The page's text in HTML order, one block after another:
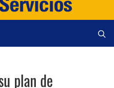
plan de